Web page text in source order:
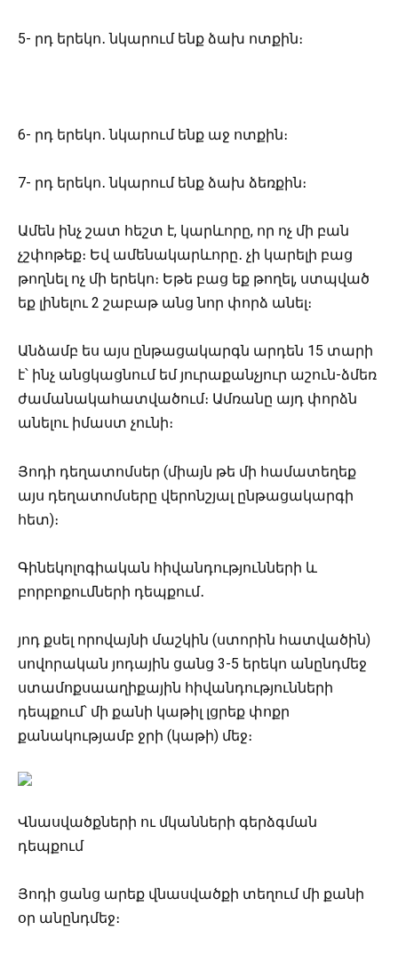
5- րդ երեկո․ նկարում ենք ձախ ոտքին։
6- րդ երեկո․ նկարում ենք աջ ոտքին։
7- րդ երեկո․ նկարում ենք ձախ ձեռքին։
Ամեն ինչ շատ հեշտ է, կարևորը, որ ոչ մի բան
չշփոթեք։ Եվ ամենակարևորը․ չի կարելի բաց
թողնել ոչ մի երեկո։ Եթե բաց եք թողել, ստպված
եք լինելու 2 շաբաթ անց նոր փորձ անել։
Անձամբ ես այս ընթացակարգն արդեն 15 տարի
է՝ ինչ անցկացնում եմ յուրաքանչյուր աշուն-ձմեռ
ժամանակահատվածում։ Ամռանը այդ փորձն
անելու իմաստ չունի։
Յոդի դեղատոմսեր (միայն թե մի համատեղեք
այս դեղատոմսերը վերոնշյալ ընթացակարգի
հետ)։
Գինեկոլոգիական հիվանդությունների և
բորբոքումների դեպքում․
յոդ քսել որովայնի մաշկին (ստորին հատվածին)
սովորական յոդային ցանց 3-5 երեկո անընդմեջ
ստամոքսաաղիքային հիվանդությունների
դեպքում՝ մի քանի կաթիլ լցրեք փոքր
քանակությամբ ջրի (կաթի) մեջ։
Վնասվածքների ու մկանների գերձգման
դեպքում
Յոդի ցանց արեք վնասվածքի տեղում մի քանի
օր անընդմեջ։